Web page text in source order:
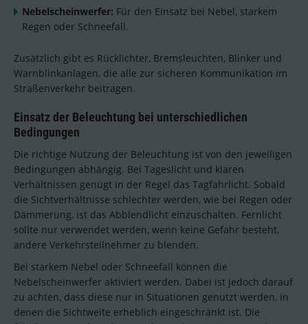
Nebelscheinwerfer: Für den Einsatz bei Nebel, starkem
Regen oder Schneefall.
Zusätzlich gibt es Rücklichter, Bremsleuchten, Blinker und
Warnblinkanlagen, die alle zur sicheren Kommunikation im
Straßenverkehr beitragen.
Einsatz der Beleuchtung bei unterschiedlichen
Bedingungen
Die richtige Nutzung der Beleuchtung ist von den jeweiligen
Bedingungen abhängig. Bei Tageslicht und klaren
Verhältnissen genügt in der Regel das Tagfahrlicht. Sobald
die Sichtverhältnisse schlechter werden, wie bei Regen oder
Dämmerung, ist das Abblendlicht einzuschalten. Fernlicht
sollte nur verwendet werden, wenn keine Gefahr besteht,
andere Verkehrsteilnehmer zu blenden.
Bei starkem Nebel oder Schneefall können die
Nebelscheinwerfer aktiviert werden. Dabei ist jedoch darauf
zu achten, dass diese nur in Situationen genutzt werden, in
denen die Sichtweite erheblich eingeschränkt ist. Die